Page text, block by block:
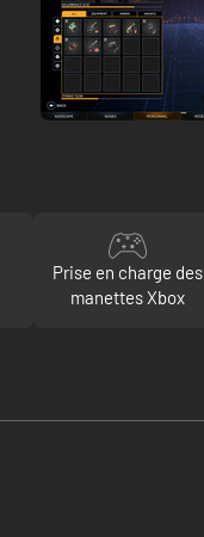
Prise en charge des
manettes Xbox